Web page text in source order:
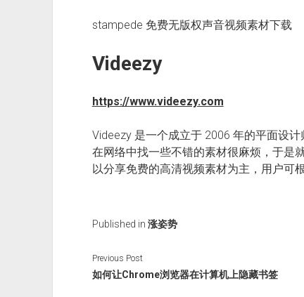
stampede 免费无版权声音视频素材下载
Videezy
https://www.videezy.com
Videezy 是一个成立于 2006 年的平面设
在网络中找一些不错的素材很麻烦，于是
以分享免费的高清视频素材为主，用户可
Published in 涨姿势
Previous Post
如何让Chrome浏览器在计算机上隐藏书签